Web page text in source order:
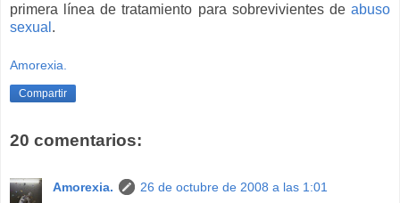
primera línea de tratamiento para sobrevivientes de abuso
sexual .
Amorexia.
Compartir
20 comentarios:
Amorexia.
26 de octubre de 2008 a las 1:01